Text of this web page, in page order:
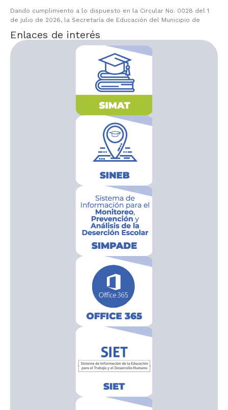
Dando cumplimiento a lo dispuesto en la Circular No. 0028 del 1
de julio de 2026, la Secretaría de Educación del Municipio de
Enlaces de interés